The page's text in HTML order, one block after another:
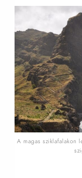
A magas sziklafalakon